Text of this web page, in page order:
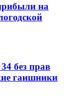
на
без прав
гаишники